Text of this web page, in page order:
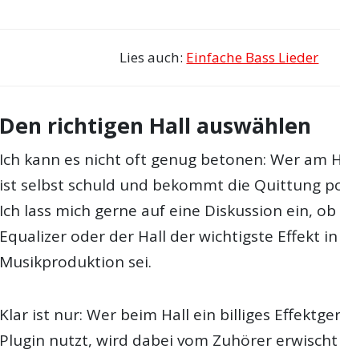
Lies auch: Einfache Bass Lieder
Den richtigen Hall auswählen
Ich kann es nicht oft genug betonen: Wer am
ist selbst schuld und bekommt die Quittung
Ich lass mich gerne auf eine Diskussion ein,
Equalizer oder der Hall der wichtigste Effekt
Musikproduktion sei.
Klar ist nur: Wer beim Hall ein billiges
Plugin nutzt, wird dabei vom Zuhörer